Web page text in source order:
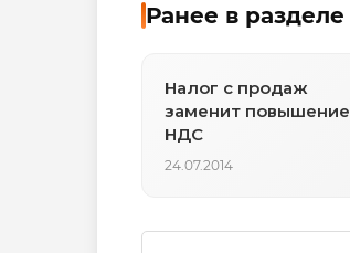
Ранее в разделе
Налог с продаж
заменит повышение
НДС
24.07.2014